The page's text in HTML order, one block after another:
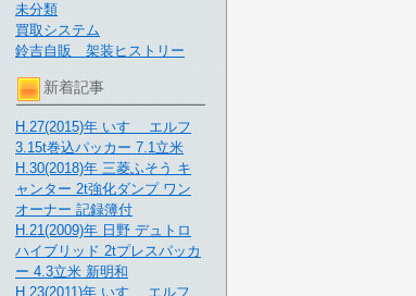
未分類
買取システム
鈴吉自販 架装ヒストリー
新着記事
H.27(2015)年 いすゞ エルフ
3.15t巻込パッカー 7.1立米
H.30(2018)年 三菱ふそう キ
ャンター 2t強化ダンプ ワン
オーナー 記録簿付
H.21(2009)年 日野 デュトロ
ハイブリッド 2tプレスパッカ
ー 4.3立米 新明和
H.23(2011)年 いすゞ エルフ